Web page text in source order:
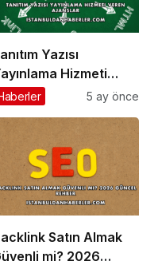
Yazısı
Hizmeti
Ajanslar
5 ay önce
Satın Almak
mi? 2026